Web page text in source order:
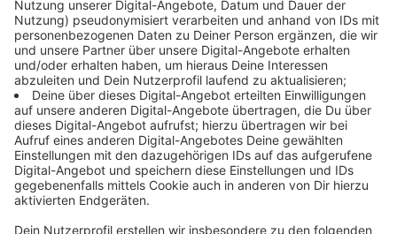
11:23 Uhr - Osnabrück: IHK und das VW Werk
Osnabrück
Das VW-Werk Osnabrück hat eine große Bedeutung
für die Wirtschaft in der Region. Das ist das Ergebnis
eines Gesprächs der Industrie- und Handelskammer
Osnabrück. Im Kampf um neue Modelle für Osnabrück
setzt VW auf die Cabrio- und Kleinserienkompetenz.
Im Moment wird das T-Roc-Cabrio in Osnabrück
gefertigt. Mit 2.400 Mitarbeitern ist das Unternehmen